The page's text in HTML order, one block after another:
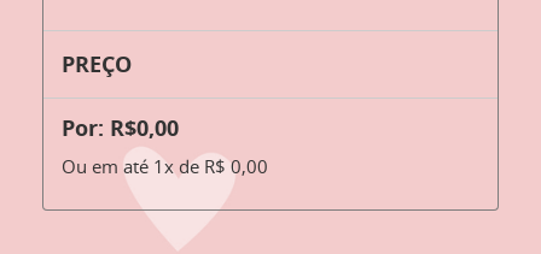
PREÇO
Por: R$0,00
Ou em até 1x de R$ 0,00